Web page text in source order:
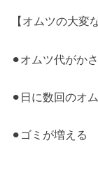
【オムツの大変
⚫︎オムツ代がか
⚫︎日に数回のオ
⚫︎ゴミが増える